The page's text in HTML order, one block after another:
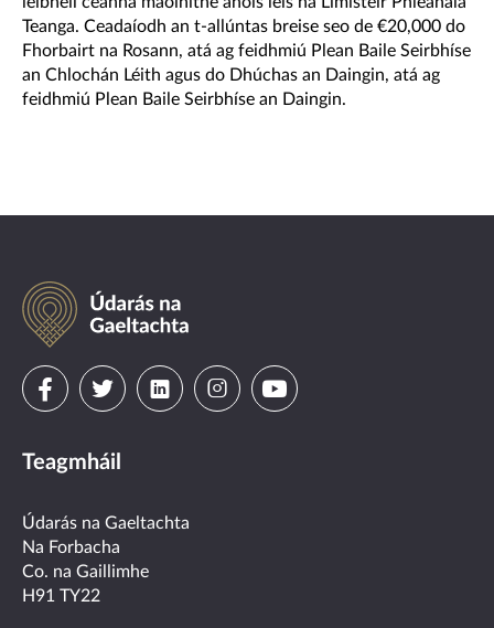
Teanga. Ceadaíodh an t-allúntas breise seo de €20,000 do
Fhorbairt na Rosann, atá ag feidhmiú Plean Baile Seirbhíse
an Chlochán Léith agus do Dhúchas an Daingin, atá ag
feidhmiú Plean Baile Seirbhíse an Daingin.
Údarás
na
Gaeltachta
Visit
on
facebook
Visit
on
twitter
Visit
linkedin
VisitVisit
Teagmháil
Údarás na Gaeltachta
Na Forbacha
Co. na Gaillimhe
H91 TY22